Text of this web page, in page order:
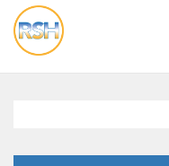
vai
alla